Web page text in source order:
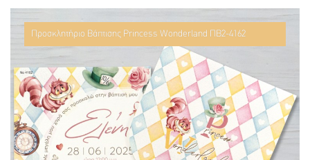
Προσκλητήριο Βάπτισης Princess Wonderland ΠΒ2-4162